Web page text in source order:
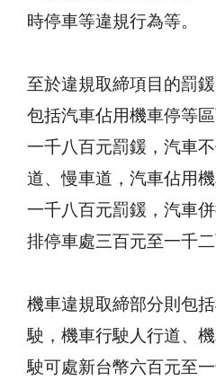
時停車等違規行為等。
至於違規取締項目的罰
包括汽車佔用機車停等
一千八百元罰鍰，汽車
道、慢車道，汽車佔用
一千八百元罰鍰，汽車
排停車處三百元至一千二
機車違規取締部分則包
駛，機車行駛人行道、
駛可處新台幣六百元至